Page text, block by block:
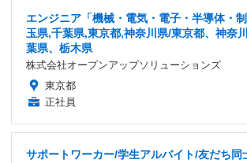
エンジニア「機械・電気・電子・半導体・
玉県,千葉県,東京都,神奈川県/東京都、神奈
葉県、栃木県
株式会社オープンアップソリューションズ
東京都
正社員
サポートワーカー/学生アルバイト/友だち同